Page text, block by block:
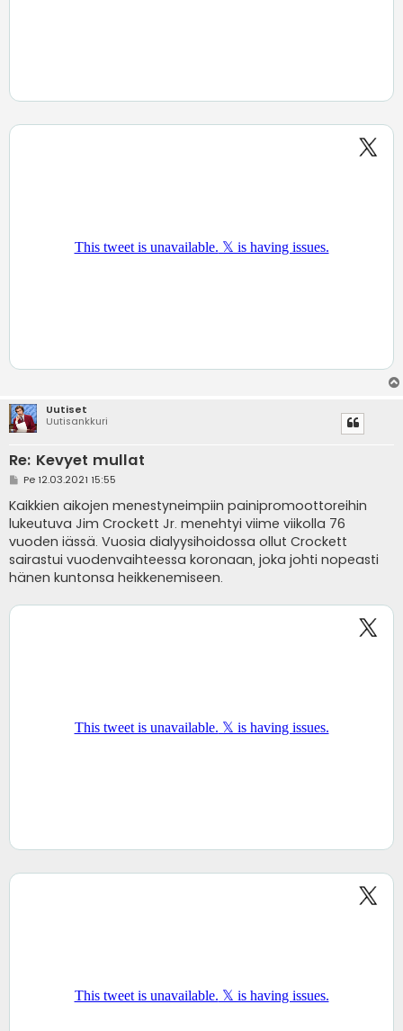
Uutiset
Uutisankkuri
Re: Kevyet mullat
V
e
s
t
i
Pe 12.03.2021 15:55
Kaikkien aikojen menestyneimpiin painipromoottoreihin
lukeutuva Jim Crockett Jr. menehtyi viime viikolla 76
vuoden iässä. Vuosia dialyysihoidossa ollut Crockett
sairastui vuodenvaihteessa koronaan, joka johti nopeasti
hänen kuntonsa heikkenemiseen.